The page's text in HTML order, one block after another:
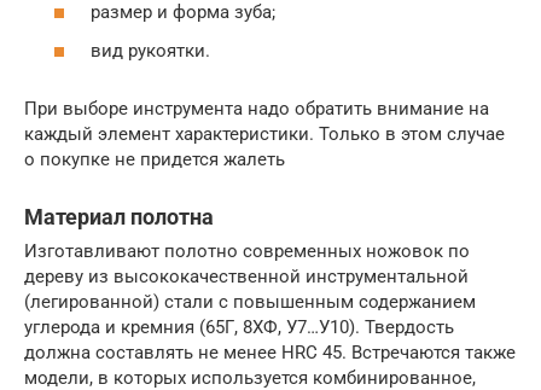
размер и форма зуба;
вид рукоятки.
При выборе инструмента надо обратить внимание на
каждый элемент характеристики. Только в этом случае
о покупке не придется жалеть
Материал полотна
Изготавливают полотно современных ножовок по
дереву из высококачественной инструментальной
(легированной) стали с повышенным содержанием
углерода и кремния (65Г, 8ХФ, У7…У10). Твердость
должна составлять не менее HRC 45. Встречаются также
модели, в которых используется комбинированное,